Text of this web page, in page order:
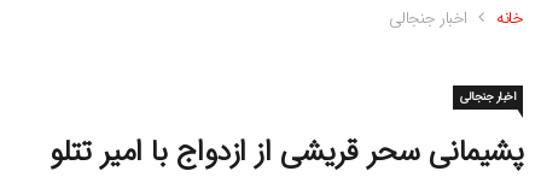
خانه اخبار جنجالی
اخبار جنجالی
پشیمانی سحر قریشی از ازدواج با امیر تتلو